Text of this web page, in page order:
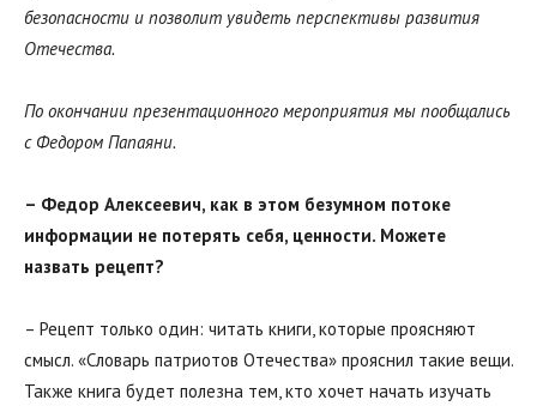
безопасности и позволит увидеть перспективы развития
Отечества.
По окончании презентационного мероприятия мы пообщались
с Федором Папаяни.
– Федор Алексеевич, как в этом безумном потоке
информации не потерять себя, ценности. Можете
назвать рецепт?
– Рецепт только один: читать книги, которые проясняют
смысл. «Словарь патриотов Отечества» прояснил такие вещи.
Также книга будет полезна тем, кто хочет начать изучать